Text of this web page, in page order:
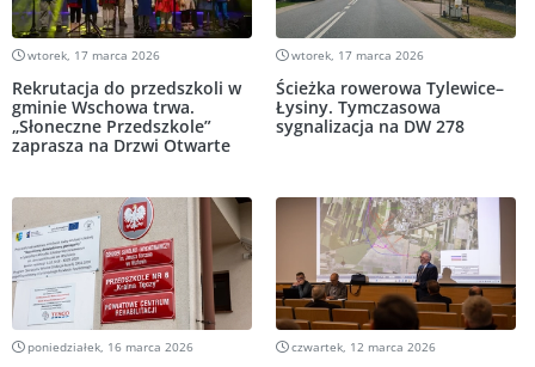
wtorek, 17 marca 2026
Rekrutacja do przedszkoli w
gminie Wschowa trwa.
„Słoneczne Przedszkole”
zaprasza na Drzwi Otwarte
wtorek, 17 marca 2026
Ścieżka rowerowa Tylewice–
Łysiny. Tymczasowa
sygnalizacja na DW 278
poniedziałek, 16 marca 2026 czwartek, 12 marca 2026